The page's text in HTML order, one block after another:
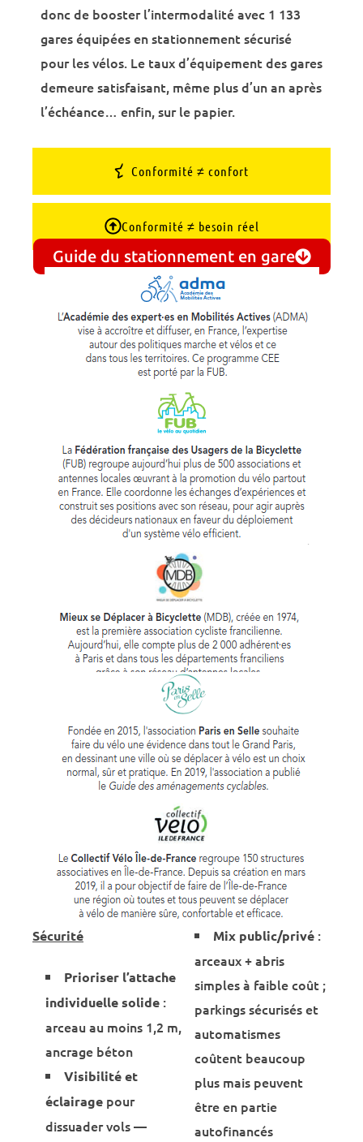
Conformité ≠ confort
Conformité ≠ besoin réel
donc de booster l’intermodalité avec 1 133
gares équipées en stationnement sécurisé
pour les vélos. Le taux d’équipement des gares
demeure satisfaisant, même plus d’un an après
l’échéance… enfin, sur le papier.
Guide du stationnement en gare
Sécurité
Prioriser l’attache
individuelle solide :
arceau au moins 1,2 m,
ancrage béton
Visibilité et
éclairage pour
dissuader vols —
Mix public/privé :
arceaux + abris
simples à faible coût ;
parkings sécurisés et
automatismes
coûtent beaucoup
plus mais peuvent
être en partie
autofinancés